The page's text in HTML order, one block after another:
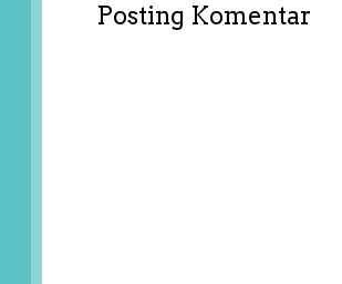
Posting Komentar